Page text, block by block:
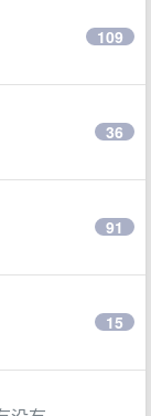
109
36
91
15